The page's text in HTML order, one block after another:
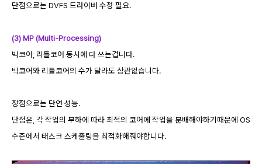
단점으로는 DVFS 드라이버 수정 필요.
(3) MP (Multi-Processing)
빅코어, 리틀코어 동시에 다 쓰는겁니다.
빅코어와 리틀코어의 수가 달라도 상관없습니다.
장점으로는 단연 성능.
단점은, 각 작업의 부하에 따라 최적의 코어에 작업을 분배해야하기때문에 OS
수준에서 태스크 스케줄링을 최적화해줘야합니다.